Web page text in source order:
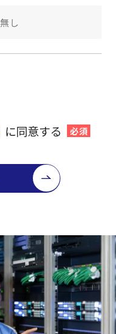
に同意する 必須